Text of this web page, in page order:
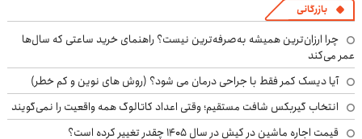
بازرگانی
چرا ارزان‌ترین همیشه به‌صرفه‌ترین نیست؟ راهنمای خرید ساعتی که سال‌ها
عمر می‌کند
آیا دیسک کمر فقط با جراحی درمان می شود؟ (روش های نوین و کم خطر)
انتخاب گیربکس شافت مستقیم؛ وقتی اعداد کاتالوگ همه واقعیت را نمی‌گویند
قیمت اجاره ماشین در کیش در سال ۱۴۰۵ چقدر تغییر کرده است؟